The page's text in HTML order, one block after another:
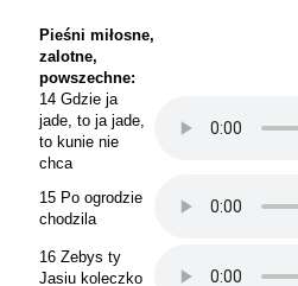
Pieśni miłosne,
zalotne,
powszechne:
14 Gdzie ja
jade, to ja jade,
to kunie nie
chca
15 Po ogrodzie
chodzila
16 Zebys ty
Jasiu koleczko